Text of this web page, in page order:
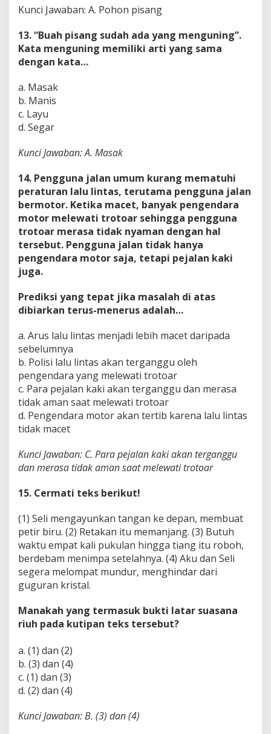
Kunci Jawaban: A. Pohon pisang
13.“Buah pisang sudah ada yang menguning”.
Kata menguning memiliki arti yang sama
dengan kata…
a. Masak
b. Manis
c. Layu
d. Segar
Kunci Jawaban: A. Masak
14. Pengguna jalan umum kurang mematuhi
peraturan lalu lintas, terutama pengguna jalan
bermotor. Ketika macet, banyak pengendara
motor melewati trotoar sehingga pengguna
trotoar merasa tidak nyaman dengan hal
tersebut. Pengguna jalan tidak hanya
pengendara motor saja, tetapi pejalan kaki
juga.
Prediksi yang tepat jika masalah di atas
dibiarkan terus-menerus adalah…
a. Arus lalu lintas menjadi lebih macet daripada
sebelumnya
b. Polisi lalu lintas akan terganggu oleh
pengendara yang melewati trotoar
c. Para pejalan kaki akan terganggu dan merasa
tidak aman saat melewati trotoar
d. Pengendara motor akan tertib karena lalu lintas
tidak macet
Kunci Jawaban: C. Para pejalan kaki akan terganggu
dan merasa tidak aman saat melewati trotoar
15. Cermati teks berikut!
(1) Seli mengayunkan tangan ke depan, membuat
petir biru. (2) Retakan itu memanjang. (3) Butuh
waktu empat kali pukulan hingga tiang itu roboh,
berdebam menimpa setelahnya. (4) Aku dan Seli
segera melompat mundur, menghindar dari
guguran kristal.
Manakah yang termasuk bukti latar suasana
riuh pada kutipan teks tersebut?
a. (1) dan (2)
b. (3) dan (4)
c. (1) dan (3)
d. (2) dan (4)
Kunci Jawaban: B. (3) dan (4)